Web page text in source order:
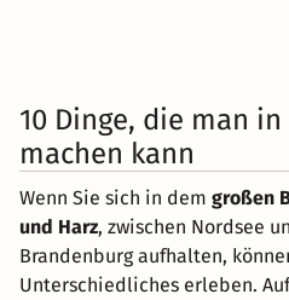
10 Dinge, die man
machen kann
Wenn Sie sich in dem großen
und Harz, zwischen Nordsee
Brandenburg aufhalten,
Unterschiedliches erleben.